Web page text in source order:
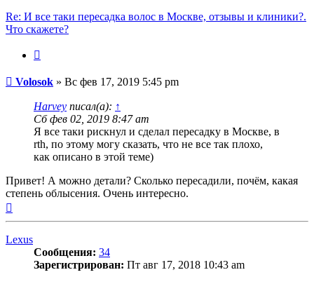
Re: И все таки пересадка волос в Москве, отзывы и клиники?.
Что скажете?
Сообщение
Volosok » Вс фев 17, 2019 5:45 pm
Harvey писал(а): ↑
Сб фев 02, 2019 8:47 am
Я все таки рискнул и сделал пересадку в Москве, в
rth, по этому могу сказать, что не все так плохо,
как описано в этой теме)
Привет! А можно детали? Сколько пересадили, почём, какая
степень облысения. Очень интересно.
Lexus
Сообщения: 34
Зарегистрирован: Пт авг 17, 2018 10:43 am